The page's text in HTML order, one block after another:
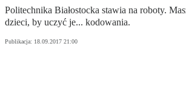
Politechnika Białostocka stawia na roboty.
dzieci, by uczyć je... kodowania.
Publikacja: 18.09.2017 21:00